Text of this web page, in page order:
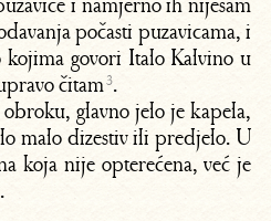
počasti puzavicama, i
govori Italo Kalvino u
čitam³.
glavno jelo je kapela,
malo dizestiv ili predjelo. U
koja nije opterećena, već je